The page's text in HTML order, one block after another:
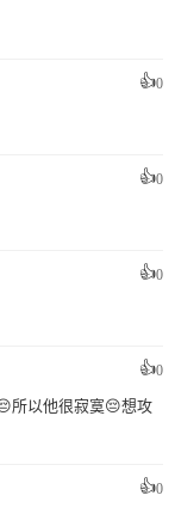
👍0
👍0
👍0
👍0
所以他很寂寞😔想攻
👍0